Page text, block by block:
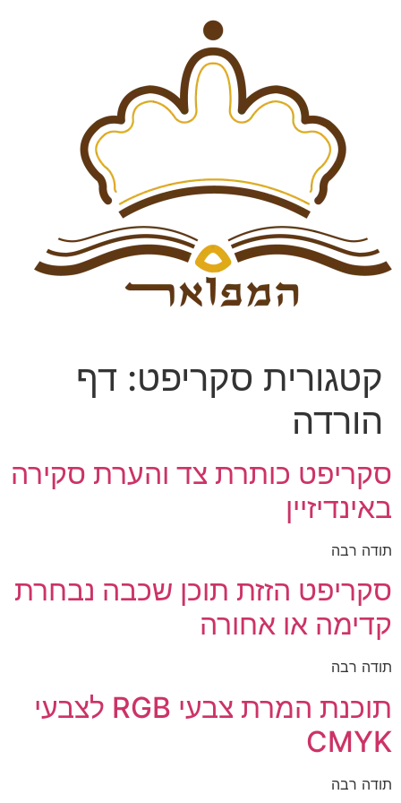
קטגורית סקריפט: דף
הורדה
סקריפט כותרת צד והערת סקירה
באינדיזיין
תודה רבה
סקריפט הזזת תוכן שכבה נבחרת
קדימה או אחורה
תודה רבה
תוכנת המרת צבעי RGB לצבעי
CMYK
תודה רבה